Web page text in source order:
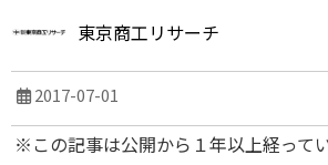
東京商工リサーチ
2017-07-01
※この記事は公開から１年以上経ってい